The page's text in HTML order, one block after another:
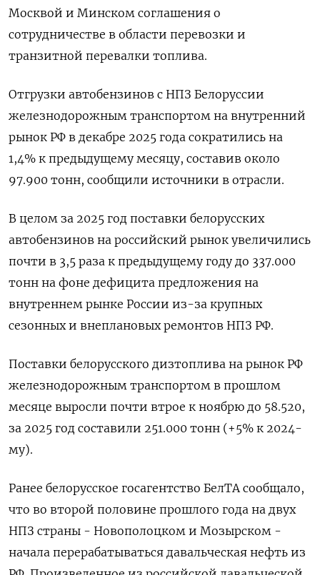
Москвой и Минском соглашения о
сотрудничестве в области перевозки и
транзитной перевалки топлива.
Отгрузки автобензинов с НПЗ Белоруссии
железнодорожным транспортом на внутренний
рынок РФ в декабре 2025 года сократились на
1,4% к предыдущему месяцу, составив около
97.900 тонн, сообщили источники в отрасли.
В целом за 2025 год поставки белорусских
автобензинов на российский рынок увеличились
почти в 3,5 раза к ‍предыдущему году до 337.000
тонн ‍на фоне дефицита предложения на
внутреннем рынке России из-за крупных
сезонных и внеплановых ремонтов НПЗ РФ.
Поставки белорусского дизтоплива на рынок РФ
железнодорожным транспортом в ‍прошлом
месяце выросли почти втрое к ноябрю до 58.520,
за 2025 год составили 251.000 тонн (+5% к 2024-
му).
Ранее белорусское госагентство БелТА сообщало,
что во второй половине прошлого года на двух
НПЗ страны - ⁠Новополоцком и Мозырском -
начала перерабатываться давальческая нефть из